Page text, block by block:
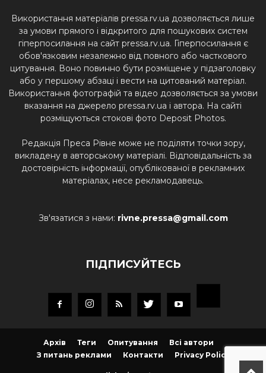
Використання матеріалів pressa.rv.ua дозволяється лише
за умови прямого і відкритого для пошукових систем
гіперпосилання на сайт pressa.rv.ua. Гіперпосилання є
обов'язковим незалежно від повного або часткового
цитування. Воно повинно бути розміщене у підзаголовку
або у першому абзаці і вести на цитований матеріал.
Використання фотографій та відео дозволяється за умови
вказання на джерело pressa.rv.ua і автора. На сайті
розміщуються стокові фото Deposit Photos.
Редакція Преса Рівне може не поділяти точки зору,
викладену в авторському матеріалі. Відповідальність за
достовірність інформації, опублікованої в рекламних
матеріалах, несе рекламодавець.
Зв'язатися з нами: rivne.pressa@gmail.com
ПІДПИСУЙТЕСЬ
Архів Теги Опитування
Всі автори
З питань реклами
Контакти Privacy Policy